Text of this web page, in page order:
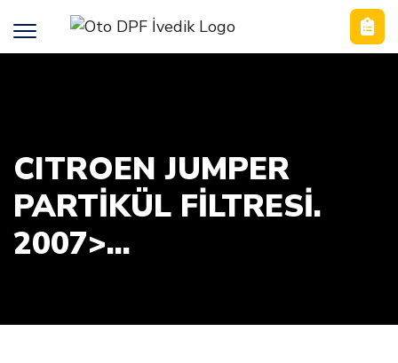
CITROEN JUMPER
PARTİKÜL FİLTRESİ.
2007>...